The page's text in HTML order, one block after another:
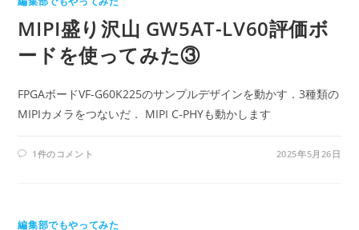
MIPI盛り沢山 GW5AT-LV60評価ボ
ードを使ってみた③
FPGAボードVF-G60K225のサンプルデザインを動かす．3種類の
MIPIカメラをつないだ． MIPI C-PHYも動かします
1件のコメント 2025年5月26日
編集部でもやってみた